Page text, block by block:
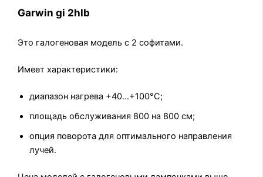
Garwin gi 2hlb
Это галогеновая модель с 2 софитами.
Имеет характеристики:
диапазон нагрева +40…+100°С;
площадь обслуживания 800 на 800 см;
опция поворота для оптимального направления
лучей.